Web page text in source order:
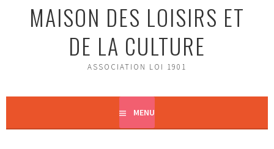
MAISON DES LOISIRS ET
DE LA CULTURE
ASSOCIATION LOI 1901
MENU